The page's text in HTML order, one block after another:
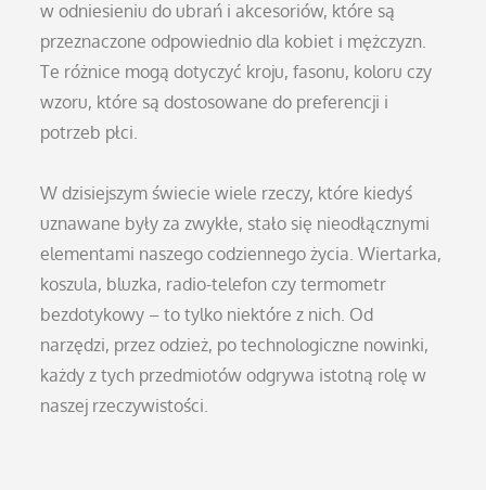
w odniesieniu do ubrań i akcesoriów, które są
przeznaczone odpowiednio dla kobiet i mężczyzn.
Te różnice mogą dotyczyć kroju, fasonu, koloru czy
wzoru, które są dostosowane do preferencji i
potrzeb płci.
W dzisiejszym świecie wiele rzeczy, które kiedyś
uznawane były za zwykłe, stało się nieodłącznymi
elementami naszego codziennego życia. Wiertarka,
koszula, bluzka, radio-telefon czy termometr
bezdotykowy – to tylko niektóre z nich. Od
narzędzi, przez odzież, po technologiczne nowinki,
każdy z tych przedmiotów odgrywa istotną rolę w
naszej rzeczywistości.